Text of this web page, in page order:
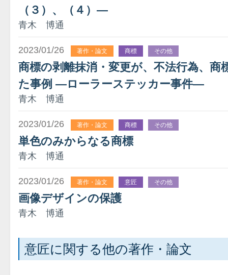
（３）、（４）―
青木 博通
2023/01/26 著作・論文 商標 その他
商標の剥離抹消・変更が、不法行為、商
た事例 ―ローラーステッカー事件―
青木 博通
2023/01/26 著作・論文 商標 その他
単色のみからなる商標
青木 博通
2023/01/26 著作・論文 意匠 その他
画像デザインの保護
青木 博通
意匠に関する他の著作・論文